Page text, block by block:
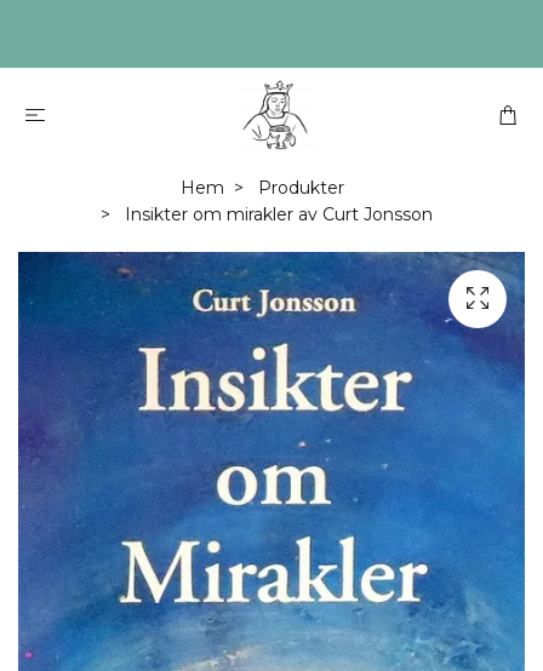
Hem
Produkter
Insikter om mirakler av Curt Jonsson